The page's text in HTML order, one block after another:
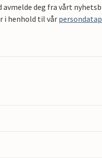
deg fra vårt
i henhold til vår